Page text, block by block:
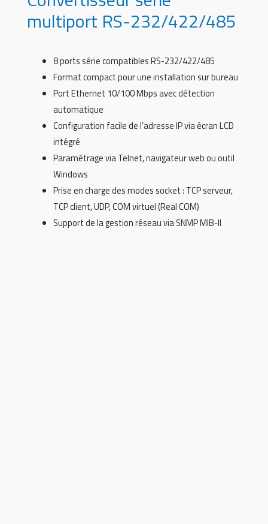
multiport RS-232/422/485
8 ports série compatibles RS-232/422/485
Format compact pour une installation sur bureau
Port Ethernet 10/100 Mbps avec détection
automatique
Configuration facile de l’adresse IP via écran LCD
intégré
Paramétrage via Telnet, navigateur web ou outil
Windows
Prise en charge des modes socket : TCP serveur,
TCP client, UDP, COM virtuel (Real COM)
Support de la gestion réseau via SNMP MIB-II